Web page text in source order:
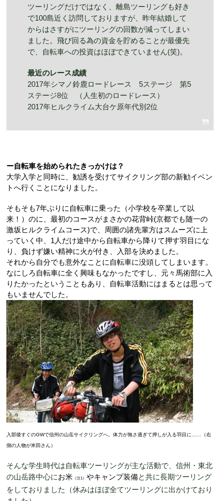
ツーリングだけではなく、離島ツーリングも好き
で100島近く訪問しておりますが、昨年結婚して
からはさすがにツーリングの回数が減ってしまい
ました。飛び回る為の資金を貯めることが最優先
で、自転車への投資はほぼできていません(笑)。
最近のレース成績
2017年シマノ鈴鹿ロードレース 5ステージ 第5
ステージ8位 （人生初のロードレース）
2017年ヒルクライム大台ケ原年代別2位
ー自転車を始められたきっかけは？
大学入学と同時に、勧誘を受けてサイクリング部の新勧イベン
トへ行くことになりました。
そもそも7年ぶりに自転車に乗った（小学校を卒業して以
来！）のに、最初のコースがまさかの花背峠(京都でも随一の
激坂ヒルクライムコース)で、周囲の諸先輩方はスムーズに上
っていく中、1人だけ途中から自転車から降りて押す羽目にな
り、負けず嫌い精神に火が付き、入部を決めました。
それから自分でも意外なことに自転車に没頭してしまいます。
なにしろ 自転車に全く興味もなかったですし、元々馬術部に入
りたかったということもあり、自転車活動にはまるとは思って
もいませんでした。
入部後すぐのGWで信州の山岳サイクリングへ。体力が無さ過ぎて押しが入る羽目に……（右
側の人物が米田さん）
そんな学生時代は自転車ツーリングが主な活動で、信州・東北
の山岳路中心にお米 （注1）やキャンプ装備と共に長期ツーリング
をしておりました（休みはほぼ全てツーリングに出かけており